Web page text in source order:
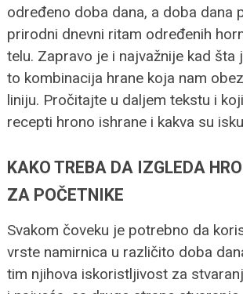
određeno doba dana, a doba dana
prirodni dnevni ritam određenih
telu. Zapravo je i najvažnije kad šta
to kombinacija hrane koja nam
liniju. Pročitajte u daljem tekstu i
recepti hrono ishrane i kakva su
KAKO TREBA DA IZGLEDA
ZA POČETNIKE
Svakom čoveku je potrebno da
vrste namirnica u različito doba
tim njihova iskoristljivost za